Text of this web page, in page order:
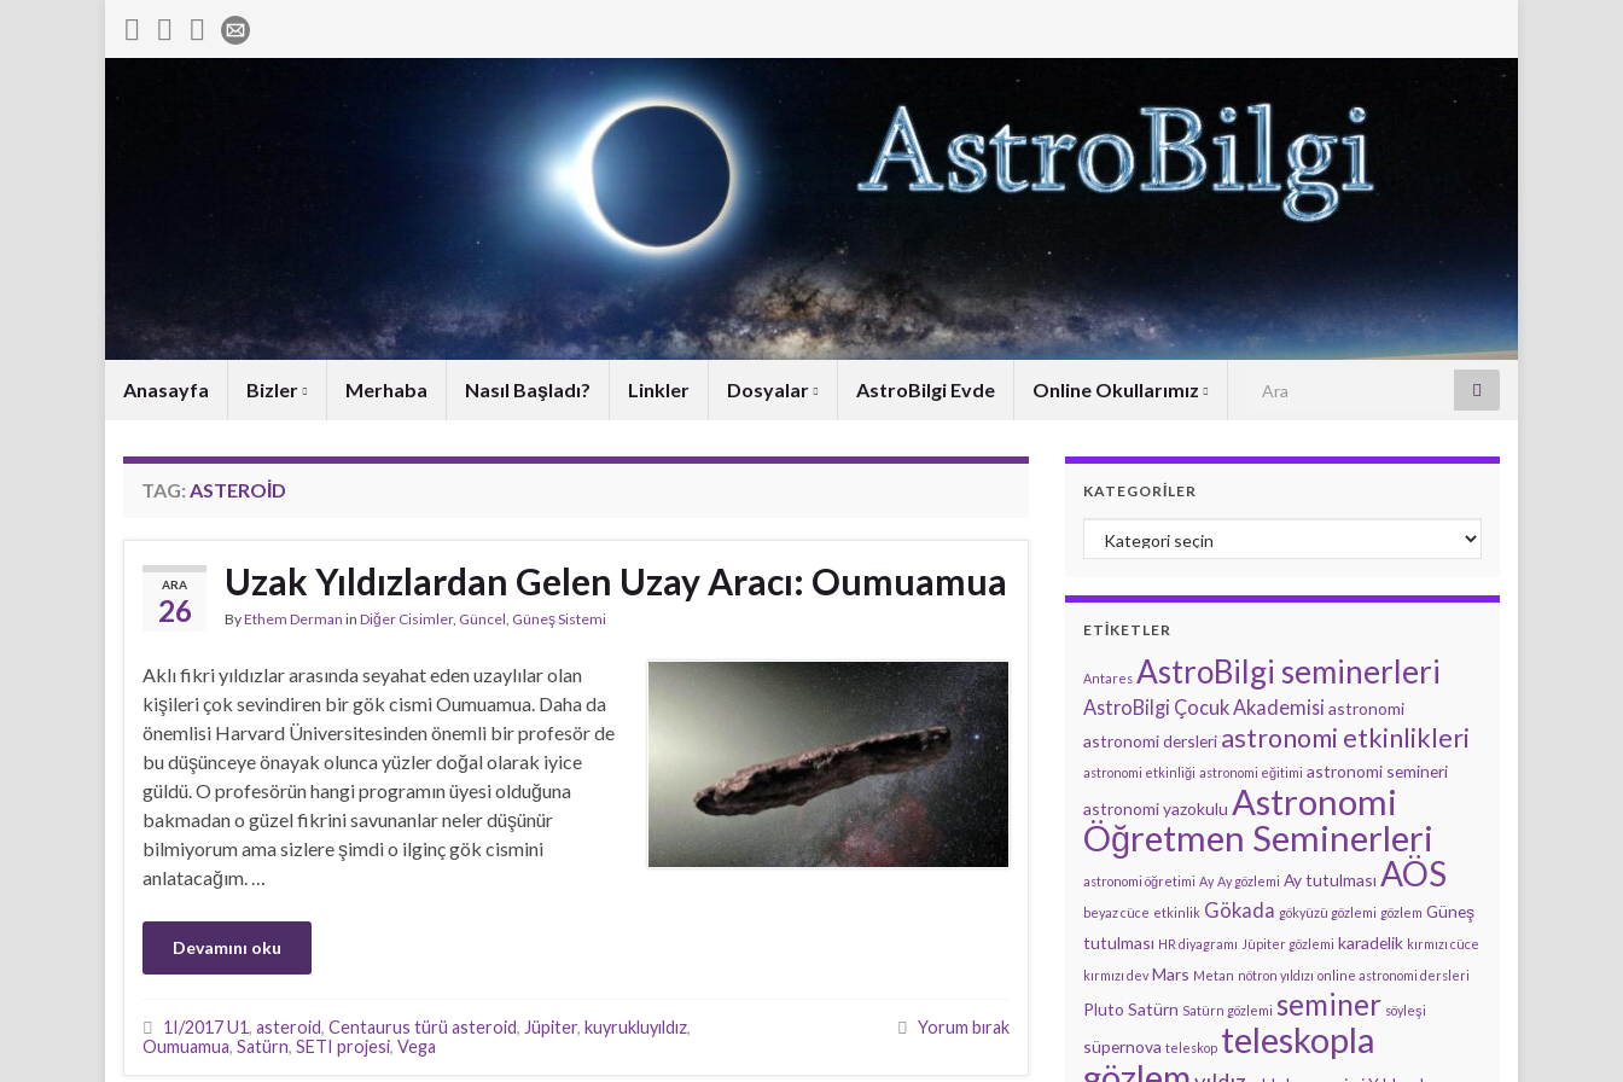
Anasayfa Bizler Merhaba Nasıl Başladı? Linkler Dosyalar AstroBilgi Evde Online Okullarımız Search for:
TAG: ASTEROID
ARA
26
Uzak Yıldızlardan Gelen Uzay Aracı: Oumuamua
ByEthem Derman in Diğer Cisimler, Güncel, Güneş Sistemi
Aklı fikri yıldızlar arasında seyahat eden uzaylılar olan
kişileri çok sevindiren bir gök cismi Oumuamua. Daha da
önemlisi Harvard Üniversitesinden önemli bir profesör de
bu düşünceye önayak olunca yüzler doğal olarak iyice
güldü. O profesörün hangi programın üyesi olduğuna
bakmadan o güzel fikrini savunanlar neler düşünür
bilmiyorum ama sizlere şimdi o ilginç gök cismini
anlatacağım. …
Devamını oku
1I/2017 U1, asteroid, Centaurus türü asteroid, Jüpiter, kuyrukluyıldız,
Oumuamua, Satürn, SETI projesi, Vega
Yorum bırak
KATEGORILER
Kategoriler
ETIKETLER
Antares AstroBilgi seminerleri
AstroBilgi Çocuk Akademisi astronomi
astronomi dersleri astronomi etkinlikleri
astronomi etkinliği astronomi eğitimi astronomi semineri
astronomi yazokulu Astronomi
Öğretmen Seminerleri
astronomi öğretimi Ay Ay gözlemi Ay tutulması AÖS
beyaz cüce etkinlik Gökada gökyüzü gözlemi gözlem Güneş
tutulması HR diyagramı Jüpiter gözlemi karadelik kırmızı cüce
kırmızı dev Mars Metan nötron yıldızı online astronomi dersleri
Pluto Satürn Satürn gözlemi seminer söyleşi
süpernova teleskop teleskopla